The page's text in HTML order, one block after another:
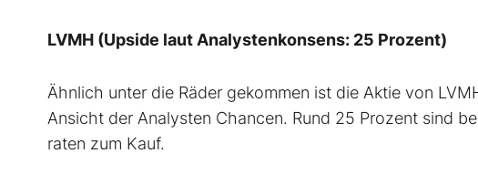
LVMH (Upside laut Analystenkonsens: 25 Prozent)
Ähnlich unter die Räder gekommen ist die Aktie von
Ansicht der Analysten Chancen. Rund 25 Prozent sind
raten zum Kauf.